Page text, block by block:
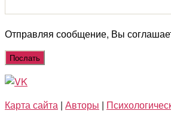
Отправляя сообщение, Вы
Карта сайта | Авторы |